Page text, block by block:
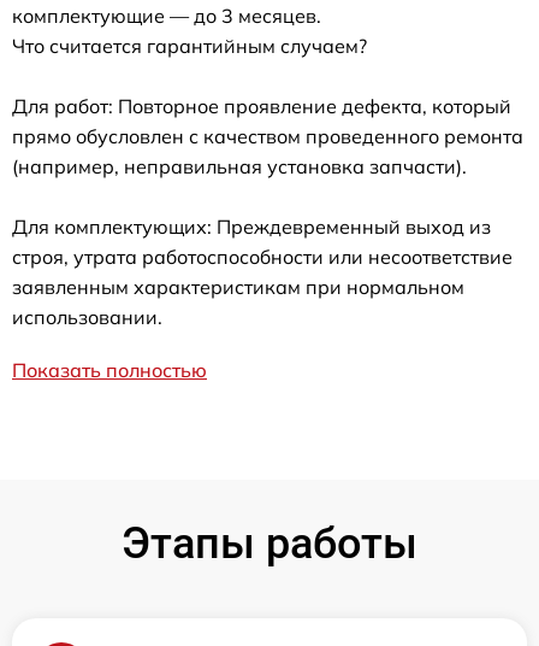
комплектующие — до 3 месяцев.
Что считается гарантийным случаем?
Для работ: Повторное проявление дефекта, который
прямо обусловлен с качеством проведенного ремонта
(например, неправильная установка запчасти).
Для комплектующих: Преждевременный выход из
строя, утрата работоспособности или несоответствие
заявленным характеристикам при нормальном
использовании.
Показать полностью
Этапы работы